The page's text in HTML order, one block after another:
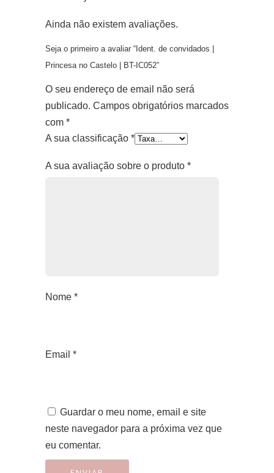
Ainda não existem avaliações.
Seja o primeiro a avaliar “Ident. de convidados |
Princesa no Castelo | BT-IC052”
O seu endereço de email não será
publicado. Campos obrigatórios marcados
com *
A sua classificação *
A sua avaliação sobre o produto *
Nome *
Email *
Guardar o meu nome, email e site
neste navegador para a próxima vez que
eu comentar.